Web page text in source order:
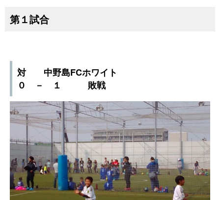
第１試合
対 中野島FCホワイト
０ － １ 敗戦